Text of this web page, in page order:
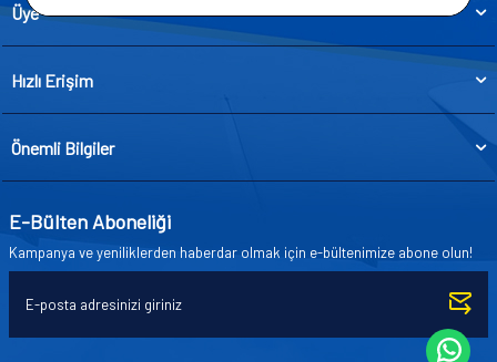
Üye
Hızlı Erişim
Önemli Bilgiler
E-Bülten Aboneliği
Kampanya ve yeniliklerden haberdar olmak için e-bültenimize abone olun!